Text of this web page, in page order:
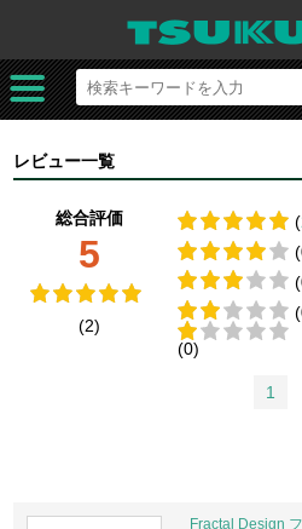
レビュー一覧
総合評価
5
(2)
(
(0)
1
Fractal Design